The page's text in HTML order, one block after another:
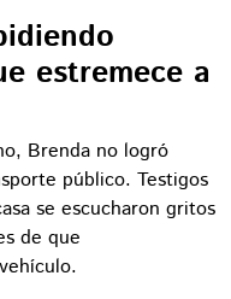
estremece a
Brenda no logró
público. Testigos
se escucharon gritos
de que